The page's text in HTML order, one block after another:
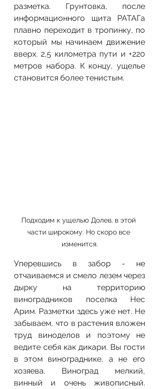
разметка. Грунтовка, после
информационного щита РАТАГа
плавно переходит в тропинку, по
который мы начинаем движение
вверх. 2,5 километра пути и +220
метров набора. К концу, ущелье
становится более тенистым.
Подходим к ущелью Долев, в этой
части широкому. Но скоро все
изменится.
Уперевшись в забор - не
отчаиваемся и смело лезем через
дырку на территорию
виноградников поселка Нес
Арим. Разметки здесь уже нет. Не
забываем, что в растения вложен
труд виноделов и поэтому не
ведите себя как дикари. Вы гости
в этом винограднике, а не его
хозяева. Виноград мелкий,
винный и очень живописный.